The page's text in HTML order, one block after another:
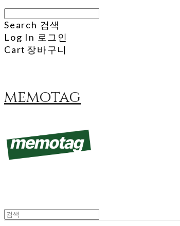
Search 검색
Log In 로그인
Cart 장바구니
memotag